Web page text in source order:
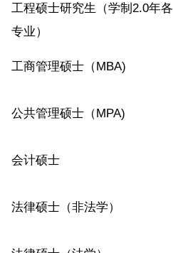
工程硕士研究生（学制2.0年各
专业）
工商管理硕士（MBA)
公共管理硕士（MPA)
会计硕士
法律硕士（非法学）